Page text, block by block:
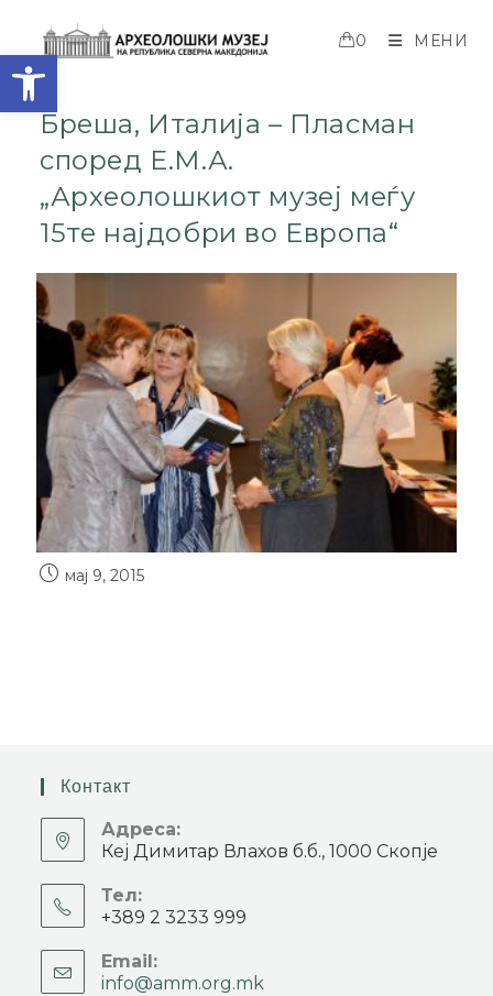
Open toolbar
0 МЕНИ
Бреша, Италија – Пласман
според Е.М.А.
„Археолошкиот музеј меѓу
15те најдобри во Европа“
мај 9, 2015
Контакт
Адреса:
Кеј Димитар Влахов б.б., 1000 Скопје
Тел:
+389 2 3233 999
Email:
info@amm.org.mk